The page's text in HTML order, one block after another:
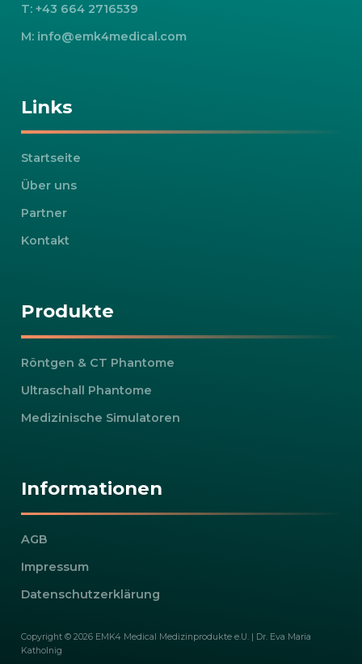
T: +43 664 2716539
M: info@emk4medical.com
Links
Startseite
Über uns
Partner
Kontakt
Produkte
Röntgen & CT Phantome
Ultraschall Phantome
Medizinische Simulatoren
Informationen
AGB
Impressum
Datenschutzerklärung
Copyright © 2026 EMK4 Medical Medizinprodukte e.U. | Dr. Eva Maria
Katholnig